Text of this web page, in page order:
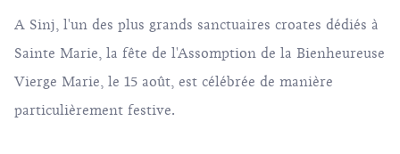
A Sinj, l'un des plus grands sanctuaires croates dédiés à
Sainte Marie, la fête de l'Assomption de la Bienheureuse
Vierge Marie, le 15 août, est célébrée de manière
particulièrement festive.